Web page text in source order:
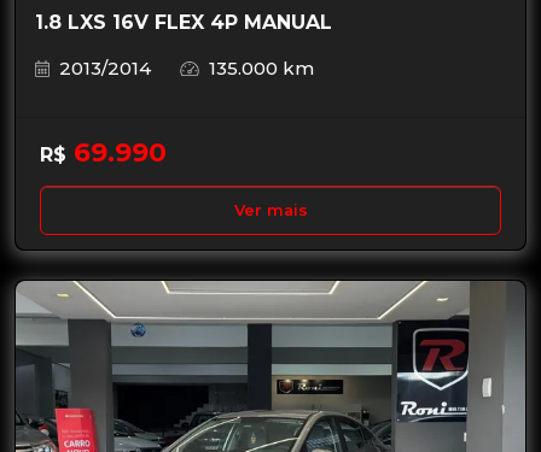
1.8 LXS 16V FLEX 4P MANUAL
2013/2014
135.000 km
R$ 69.990
Ver mais